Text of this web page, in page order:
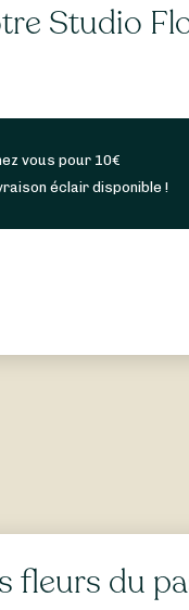
Studio
vous pour 10€
éclair disponible !
fleurs du